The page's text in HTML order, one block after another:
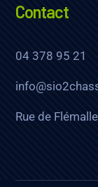
Contact
04 378 95 21
Rue de